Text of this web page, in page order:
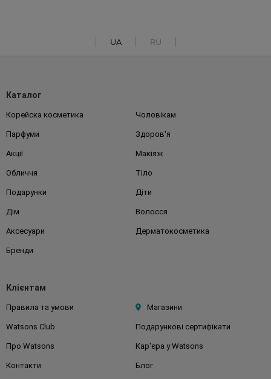
UA RU
Каталог
Корейска косметика Чоловікам
Парфуми Здоров'я
Акції Макіяж
Обличчя Тіло
Подарунки Діти
Дім Волосся
Аксесуари Дерматокосметика
Бренди
Клієнтам
Правила та умови Магазини
Watsons Club Подарункові сертифікати
Про Watsons Кар'єра у Watsons
Контакти Блог